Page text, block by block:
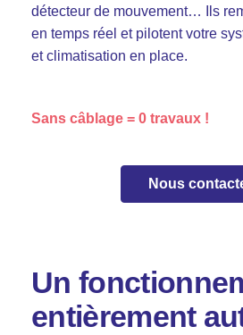
détecteur de mouvement… Ils
en temps réel et pilotent votre
et climatisation en place.
Sans câblage = 0 travaux !
Nous
Un
entièrement